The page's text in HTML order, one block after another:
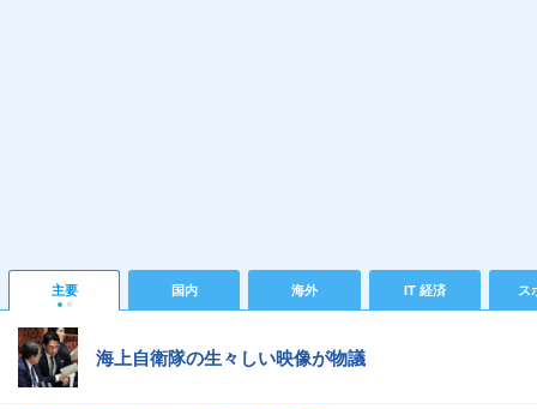
主要 国内 海外 IT 経済 ス
海上自衛隊の生々しい映像が物議